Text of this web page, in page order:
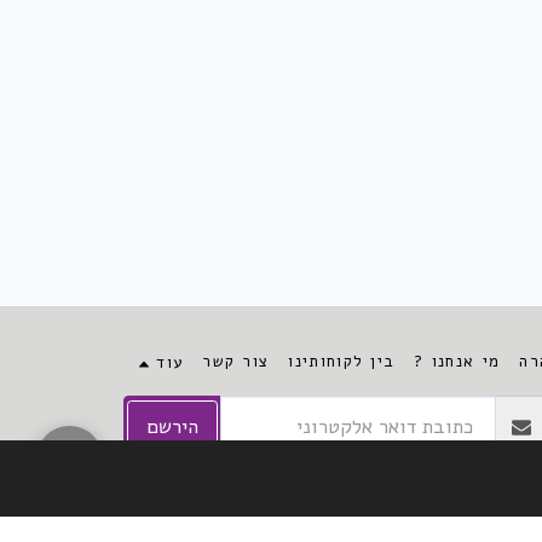
מי אנחנו ? בין לקוחותינו צור קשר עוד
הירשם